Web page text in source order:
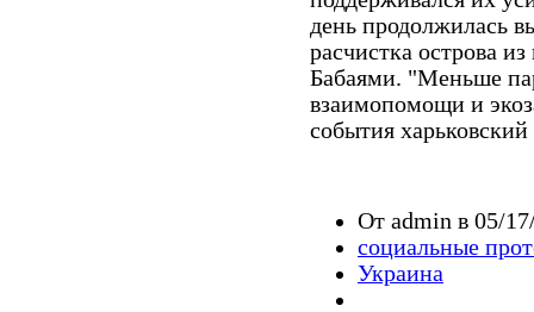
день продолжилась
расчистка острова
Бабаями. "Меньше
взаимопомощи и
события
От admin в 05/
социальные
Украина